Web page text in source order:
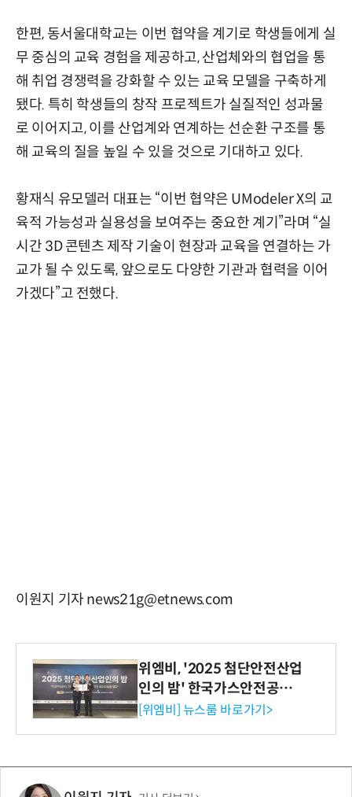
한편, 동서울대학교는 이번 협약을 계기로 학생들에게 실
무 중심의 교육 경험을 제공하고, 산업체와의 협업을 통
해 취업 경쟁력을 강화할 수 있는 교육 모델을 구축하게
됐다. 특히 학생들의 창작 프로젝트가 실질적인 성과물
로 이어지고, 이를 산업계와 연계하는 선순환 구조를 통
해 교육의 질을 높일 수 있을 것으로 기대하고 있다.
황재식 유모델러 대표는 “이번 협약은 UModeler X의 교
육적 가능성과 실용성을 보여주는 중요한 계기”라며 “실
시간 3D 콘텐츠 제작 기술이 현장과 교육을 연결하는 가
교가 될 수 있도록, 앞으로도 다양한 기관과 협력을 이어
가겠다”고 전했다.
이원지 기자 news21g@etnews.com
위엠비, '2025 첨단안전산업
인의 밤' 한국가스안전공사
사장상 수상
[위엠비] 뉴스룸 바로가기>